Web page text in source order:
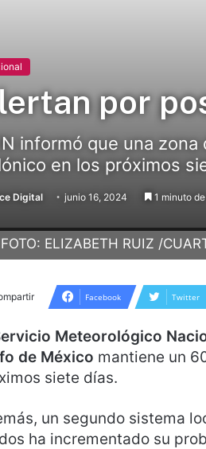
por
informó que una
en los próximos
Digital junio 16, 2024 1 minuto
FOTO: ELIZABETH RUIZ /
Facebook Twitter
Meteorológico
de México mantiene un
siete días.
un segundo sistema
ha incrementado su